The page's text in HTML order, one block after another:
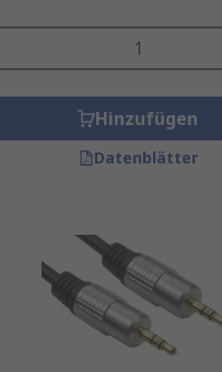
Hinzufügen
Datenblätter